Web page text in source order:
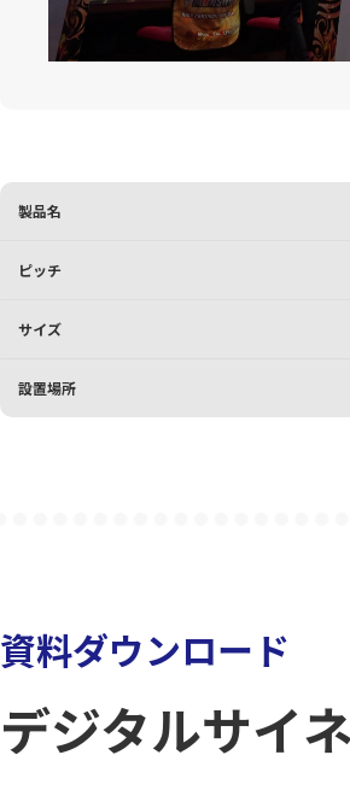
製品名
ピッチ
サイズ
設置場所
資料ダウンロード
デジタルサイ